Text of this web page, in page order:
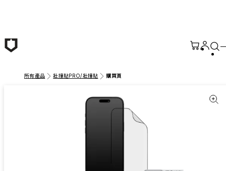
所有產品 壯撞貼PRO/壯撞貼 購買頁